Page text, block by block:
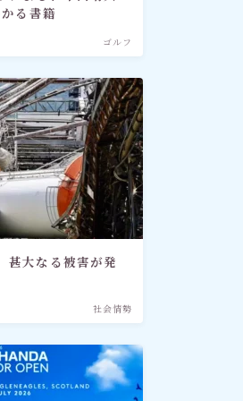
る書籍
ゴルフ
甚大なる被害が発
社会情勢